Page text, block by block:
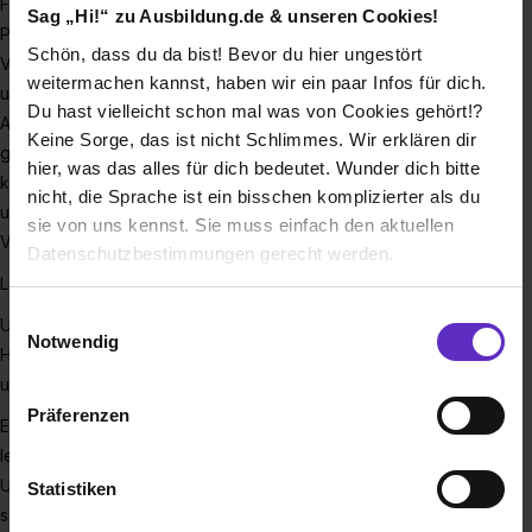
Sag „Hi!“ zu Ausbildung.de & unseren Cookies!
Schön, dass du da bist! Bevor du hier ungestört
weitermachen kannst, haben wir ein paar Infos für dich.
Du hast vielleicht schon mal was von Cookies gehört!?
Keine Sorge, das ist nicht Schlimmes. Wir erklären dir
hier, was das alles für dich bedeutet. Wunder dich bitte
nicht, die Sprache ist ein bisschen komplizierter als du
sie von uns kennst. Sie muss einfach den aktuellen
Datenschutzbestimmungen gerecht werden.
Benutzung der Webseite getroffenen Einstellungen zu
Webseite zu analysieren („Statistiken“), um
Informationen zu deiner Verwendung unserer Website an
Notwendig
Präferenzen
Statistiken
Für das F+U Fachschulzentrum stehen Kompetenz,
Professionalität und eine familiäre Atmosphäre im
Vordergrund. Der persönliche Dialog mit den Schüler*innen
und ihre individuelle Entwicklung sind zentral. Unsere
Ausbildung orientiert sich auch an aktuellen
gesellschaftlichen und berufspolitischen Entwicklungen. Wir
kooperieren mit vielseitigen Praxispartnern in der Region,
um den Fachkräften von morgen die bestmögliche
Vorbereitung zu bieten.
Lernort und Treffpunkt: Der F+U Bildungscampus
Unsere modernen, zentral gelegenen Standorte in
Heidelberg und Darmstadt befinden sich in Bahnhofsnähe
und bieten eine hervorragende Verkehrsanbindung.
Ein angenehmes Lernumfeld fördert den Lernerfolg! Daher
legen wir großen Wert auf eine optimale Lernatmosphäre.
Unsere Schülerinnen, Studierenden und Teilnehmerinnen
sollen nicht nur von den besten Dozierenden lernen,